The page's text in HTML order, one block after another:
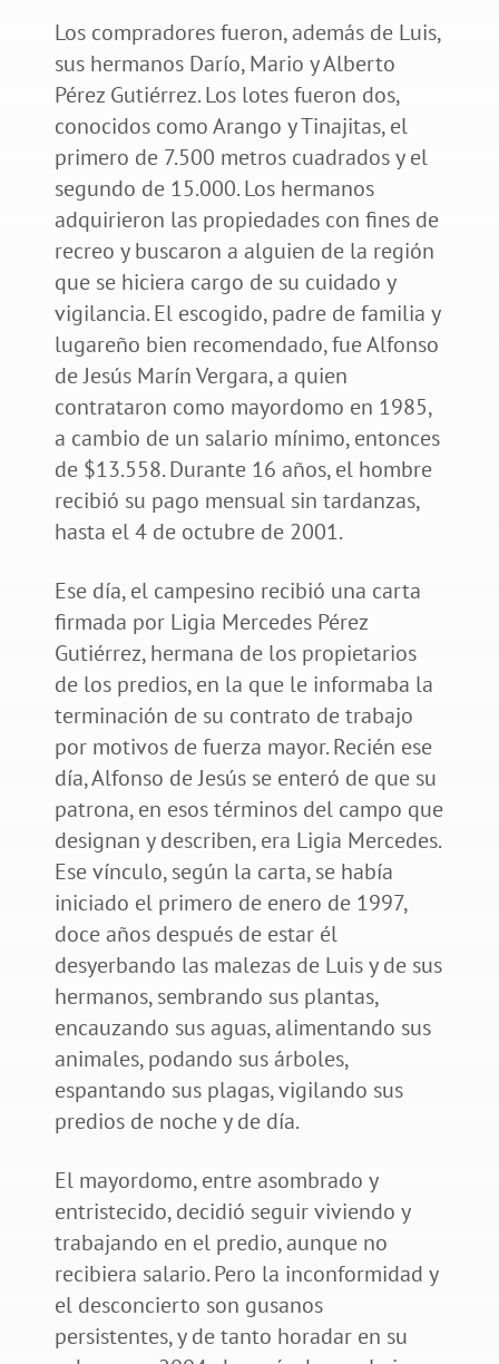
Los compradores fueron, además de Luis,
sus hermanos Darío, Mario y Alberto
Pérez Gutiérrez. Los lotes fueron dos,
conocidos como Arango y Tinajitas, el
primero de 7.500 metros cuadrados y el
segundo de 15.000. Los hermanos
adquirieron las propiedades con fines de
recreo y buscaron a alguien de la región
que se hiciera cargo de su cuidado y
vigilancia. El escogido, padre de familia y
lugareño bien recomendado, fue Alfonso
de Jesús Marín Vergara, a quien
contrataron como mayordomo en 1985,
a cambio de un salario mínimo, entonces
de $13.558. Durante 16 años, el hombre
recibió su pago mensual sin tardanzas,
hasta el 4 de octubre de 2001.
Ese día, el campesino recibió una carta
firmada por Ligia Mercedes Pérez
Gutiérrez, hermana de los propietarios
de los predios, en la que le informaba la
terminación de su contrato de trabajo
por motivos de fuerza mayor. Recién ese
día, Alfonso de Jesús se enteró de que su
patrona, en esos términos del campo que
designan y describen, era Ligia Mercedes.
Ese vínculo, según la carta, se había
iniciado el primero de enero de 1997,
doce años después de estar él
desyerbando las malezas de Luis y de sus
hermanos, sembrando sus plantas,
encauzando sus aguas, alimentando sus
animales, podando sus árboles,
espantando sus plagas, vigilando sus
predios de noche y de día.
El mayordomo, entre asombrado y
entristecido, decidió seguir viviendo y
trabajando en el predio, aunque no
recibiera salario. Pero la inconformidad y
el desconcierto son gusanos
persistentes, y de tanto horadar en su